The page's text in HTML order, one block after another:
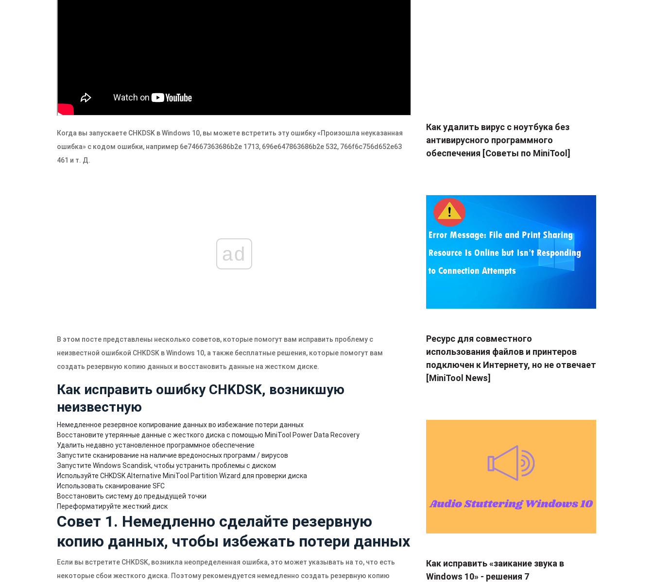
Когда вы запускаете CHKDSK в Windows 10, вы можете встретить эту ошибку «Произошла неуказанная
ошибка» с кодом ошибки, например 6e74667363686b2e 1713, 696e647863686b2e 532, 766f6c756d652e63
461 и т. Д.
ad
В этом посте представлены несколько советов, которые помогут вам исправить проблему с
неизвестной ошибкой CHKDSK в Windows 10, а также бесплатные решения, которые помогут вам
создать резервную копию данных и восстановить данные на жестком диске.
Как исправить ошибку CHKDSK, возникшую
неизвестную
Немедленное резервное копирование данных во избежание потери данных
Восстановите утерянные данные с жесткого диска с помощью MiniTool Power Data Recovery
Удалить недавно установленное программное обеспечение
Запустите сканирование на наличие вредоносных программ / вирусов
Запустите Windows Scandisk, чтобы устранить проблемы с диском
Используйте CHKDSK Alternative MiniTool Partition Wizard для проверки диска
Использовать сканирование SFC
Восстановить систему до предыдущей точки
Переформатируйте жесткий диск
Совет 1. Немедленно сделайте резервную
копию данных, чтобы избежать потери данных
Если вы встретите CHKDSK, возникла неопределенная ошибка, это может указывать на то, что есть
некоторые сбои жесткого диска. Поэтому рекомендуется немедленно создать резервную копию
Как удалить вирус с ноутбука без
антивирусного программного
обеспечения [Советы по MiniTool]
Ресурс для совместного
использования файлов и принтеров
подключен к Интернету, но не отвечает
[MiniTool News]
Как исправить «заикание звука в
Windows 10» - решения 7